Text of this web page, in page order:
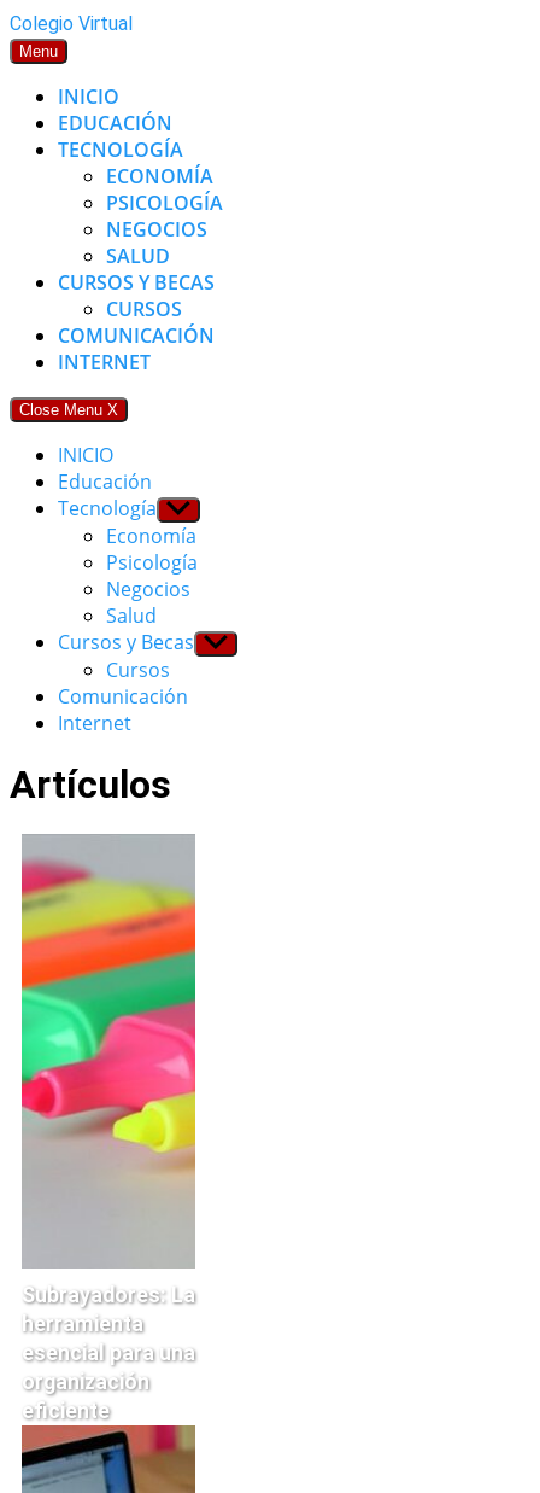
Skip
to
Colegio Virtual
Menu
INICIO
EDUCACIÓN
TECNOLOGÍA
ECONOMÍA
PSICOLOGÍA
NEGOCIOS
SALUD
CURSOS Y BECAS
CURSOS
COMUNICACIÓN
INTERNET
Close Menu X
INICIO
Educación
Tecnología Show
sub
menu
Economía
Psicología
Negocios
Salud
Cursos y Becas Show
sub
Cursos
Comunicación
Internet
Artículos
Subrayadores: La
herramienta
esencial para una
organización
eficiente